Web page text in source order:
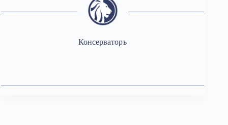
Консерваторъ